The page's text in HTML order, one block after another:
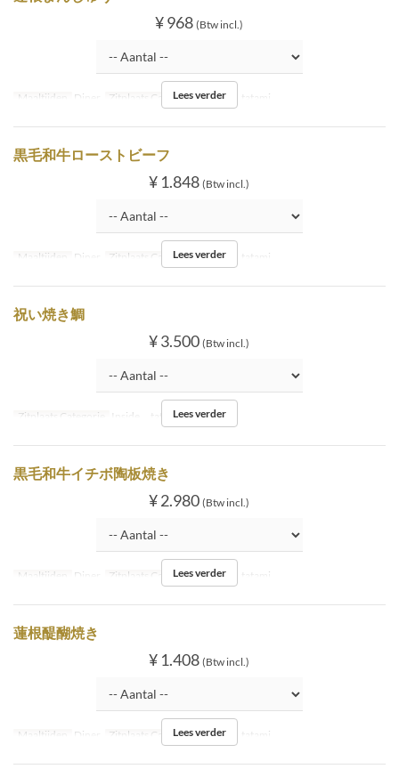
¥ 968 (Btw incl.)
Maaltijden Diner Zitplaats Categorie Inside tatami
Lees verder
黒毛和牛ローストビーフ
¥ 1.848 (Btw incl.)
Maaltijden Diner Zitplaats Categorie Inside tatami
Lees verder
祝い焼き鯛
¥ 3.500 (Btw incl.)
Zitplaats Categorie Inside tatamiLees verder
黒毛和牛イチボ陶板焼き
¥ 2.980 (Btw incl.)
Maaltijden Diner Zitplaats Categorie Inside tatami
Lees verder
蓮根醍醐焼き
¥ 1.408 (Btw incl.)
Maaltijden Diner Zitplaats Categorie Inside tatami
Lees verder